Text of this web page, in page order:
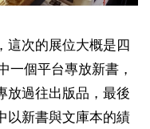
這次的展位大概是四
一個平台專放新書，
放過往出版品，最後
以新書與文庫本的績